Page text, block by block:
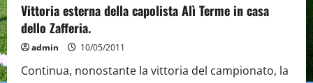
Vittoria esterna della capolista Alì Terme in casa
dello Zafferia.
admin 10/05/2011
Continua, nonostante la vittoria del campionato, la